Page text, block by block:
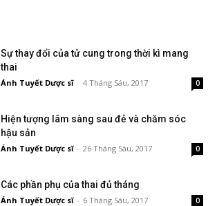
Sự thay đổi của tử cung trong thời kì mang
thai
Ánh Tuyết Dược sĩ - 4 Tháng Sáu, 2017 0
Hiện tượng lâm sàng sau đẻ và chăm sóc
hậu sản
Ánh Tuyết Dược sĩ - 26 Tháng Sáu, 2017 0
Các phần phụ của thai đủ tháng
Ánh Tuyết Dược sĩ - 6 Tháng Sáu, 2017 0